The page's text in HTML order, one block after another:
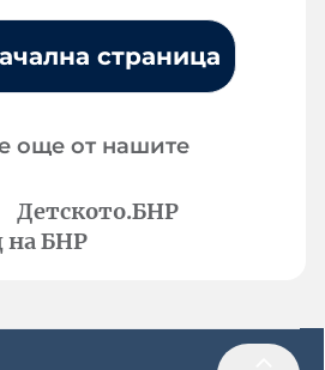
страница
още от нашите
Детското.БНР
на БНР